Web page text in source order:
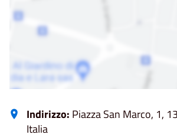
Indirizzo: Piazza San Marco, 1,
Italia